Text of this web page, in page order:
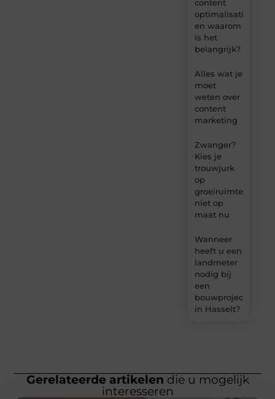
content
optimalisatie
en waarom
is het
belangrijk?
Alles wat je
moet
weten over
content
marketing
Zwanger?
Kies je
trouwjurk
op
groeiruimte,
niet op
maat nu
Wanneer
heeft u een
landmeter
nodig bij
een
bouwproject
in Hasselt?
Gerelateerde artikelen die u mogelijk
interesseren